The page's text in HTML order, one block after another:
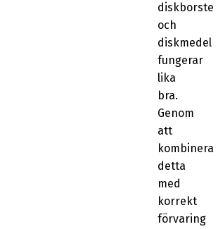
diskborste
och
diskmedel
fungerar
lika
bra.
Genom
att
kombinera
detta
med
korrekt
förvaring